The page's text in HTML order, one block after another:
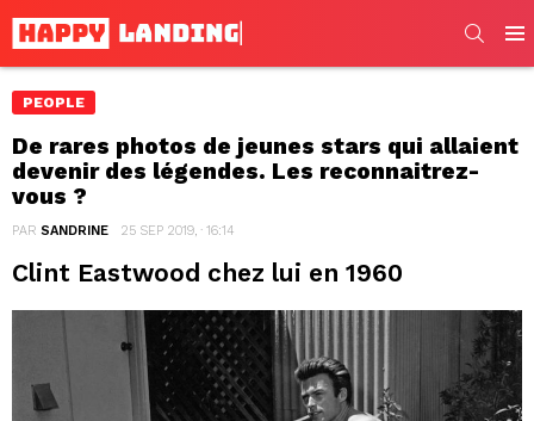
PEOPLE
De rares photos de jeunes stars qui allaient
devenir des légendes. Les reconnaitrez-
vous ?
PAR SANDRINE 25 SEP 2019, · 16:14
Clint Eastwood chez lui en 1960